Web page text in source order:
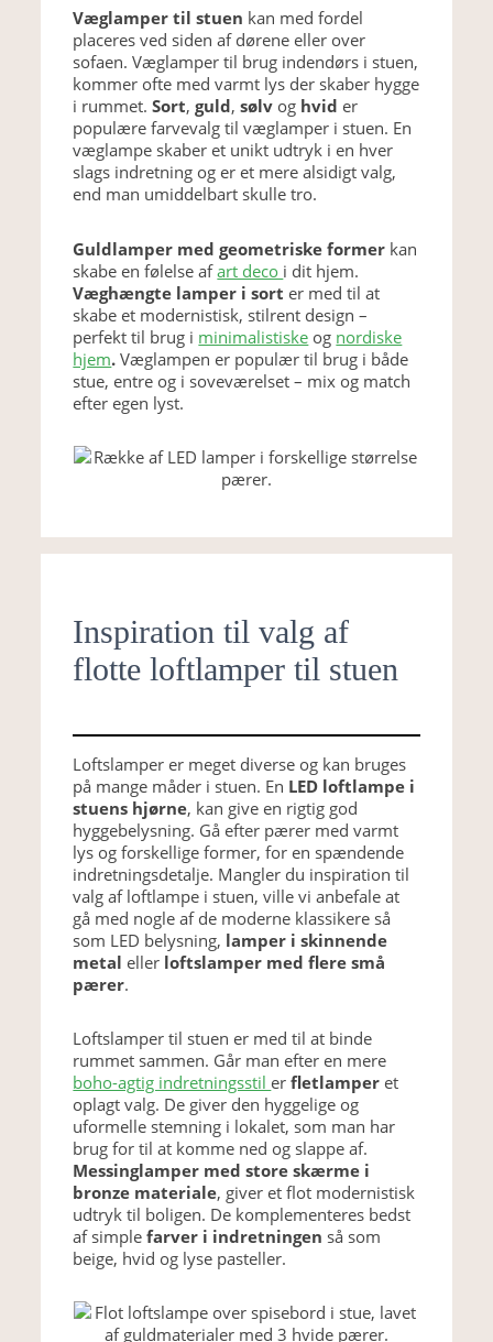
Væglamper til stuen kan med fordel
placeres ved siden af dørene eller over
sofaen. Væglamper til brug indendørs i stuen,
kommer ofte med varmt lys der skaber hygge
i rummet.Sort,guld,sølv og hvid er
populære farvevalg til væglamper i stuen. En
væglampe skaber et unikt udtryk i en hver
slags indretning og er et mere alsidigt valg,
end man umiddelbart skulle tro.
Guldlamper med geometriske former kan
skabe en følelse afart deco i dit hjem.
Væghængte lamper i sort er med til at
skabe et modernistisk, stilrent design –
perfekt til brug i minimalistiske og nordiske
hjem.Væglampen er populær til brug i både
stue, entre og i soveværelset – mix og match
efter egen lyst.
Inspiration til valg af
flotte loftlamper til stuen
Loftslamper er meget diverse og kan bruges
på mange måder i stuen. En LED loftlampe i
stuens hjørne, kan give en rigtig god
hyggebelysning. Gå efter pærer med varmt
lys og forskellige former, for en spændende
indretningsdetalje. Mangler du inspiration til
valg af loftlampe i stuen, ville vi anbefale at
gå med nogle af de moderne klassikere så
som LED belysning, lamper i skinnende
metal eller loftslamper med flere små
pærer.
Loftslamper til stuen er med til at binde
rummet sammen. Går man efter en mere
boho-agtig indretningsstil erfletlamper et
oplagt valg. De giver den hyggelige og
uformelle stemning i lokalet, som man har
brug for til at komme ned og slappe af.
Messinglamper med store skærme i
bronze materiale, giver et flot modernistisk
udtryk til boligen. De komplementeres bedst
af simplefarver i indretningen så som
beige, hvid og lyse pasteller.